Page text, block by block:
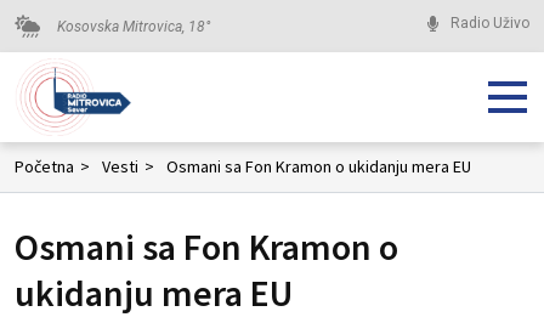
Kosovska Mitrovica, 18° Radio Uživo
Početna > Vesti > Osmani sa Fon Kramon o ukidanju mera EU
Osmani sa Fon Kramon o
ukidanju mera EU